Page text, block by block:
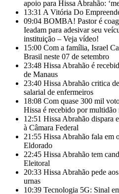
apoio para Hissa Abrahão:
13:31 A Vitória Do
09:04 BOMBA! Pastor é
Ieadam para adesivar seu
instituição – Veja vídeo!
15:00 Com a família, Israel
Brasil neste 07 de setembro
23:48 Hissa Abrahão é
de Manaus
23:40 Hissa Abrahão critica
salarial de enfermeiros
18:08 Com quase 300 mil
Hissa é recebido por multidão
12:51 Hissa Abrahão dispara
à Câmara Federal
21:55 Hissa Abrahão fala em
Eldorado
22:45 Hissa Abrahão tem
Eleitoral
20:33 Hissa Abrahão pede
urnas
10:39 Tecnologia 5G: Sinal